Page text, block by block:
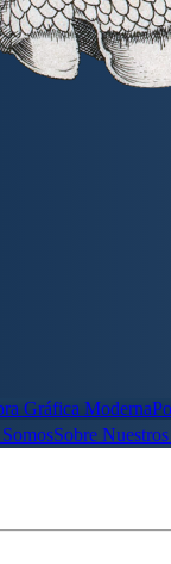
Gráfica Moderna
Sobre